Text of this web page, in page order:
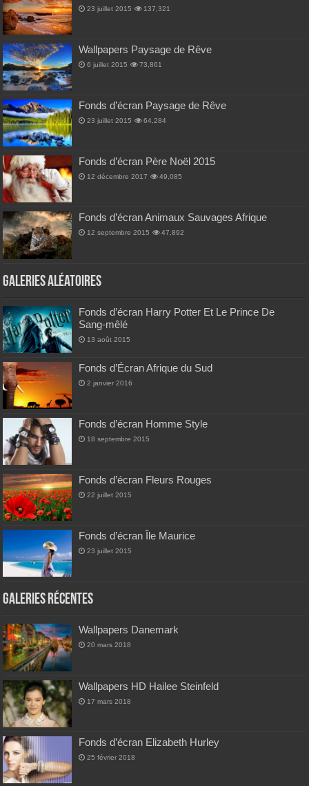
23 juillet 2015 137,321
Wallpapers Paysage de Rêve
6 juillet 2015 73,861
Fonds d’écran Paysage de Rêve
23 juillet 2015 64,284
Fonds d’écran Père Noël 2015
12 décembre 2017 49,085
Fonds d’écran Animaux Sauvages Afrique
12 septembre 2015 47,892
Galeries Aléatoires
Fonds d’écran Harry Potter Et Le Prince De
Sang-mêlé
13 août 2015
Fonds d’Écran Afrique du Sud
2 janvier 2016
Fonds d’écran Homme Style
18 septembre 2015
Fonds d’écran Fleurs Rouges
22 juillet 2015
Fonds d’écran Île Maurice
23 juillet 2015
Galeries Récentes
Wallpapers Danemark
20 mars 2018
Wallpapers HD Hailee Steinfeld
17 mars 2018
Fonds d’écran Elizabeth Hurley
25 février 2018